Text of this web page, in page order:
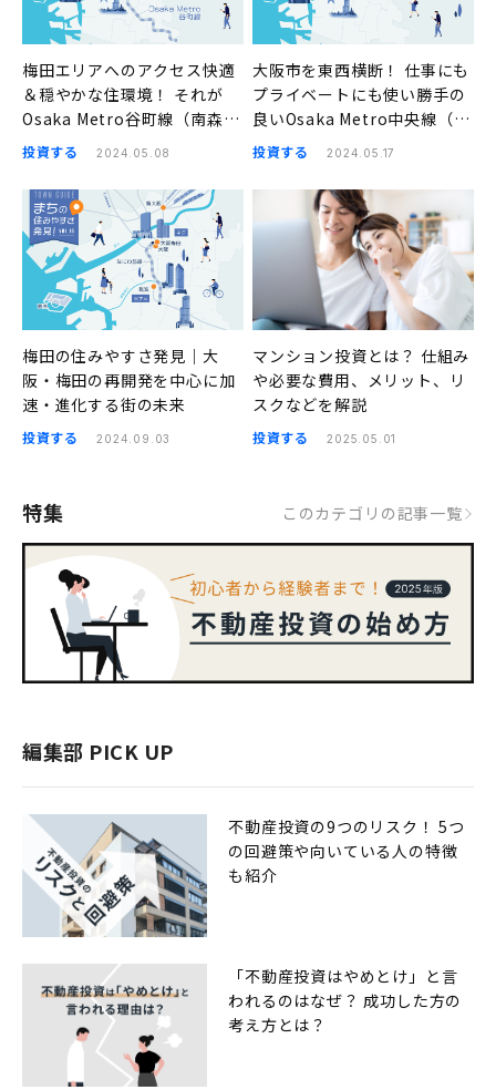
梅田エリアへのアクセス快適
＆穏やかな住環境！ それが
Osaka Metro谷町線（南森
町、天満橋、谷町四丁目、四
まちの住みやすさ発見
投資する 2024.05.08
大阪市を東西横断！ 仕事にも
プライベートにも使い勝手の
良いOsaka Metro中央線（阿
波座、本町、堺筋本町、谷町
発見
投資する 2024.05.17
梅田の住みやすさ発見｜大
阪・梅田の再開発を中心に加
速・進化する街の未来
投資する 2024.09.03
マンション投資とは？ 仕組み
や必要な費用、メリット、リ
スクなどを解説
投資する 2025.05.01
特集 このカテゴリの記事一覧
編集部 PICK UP
不動産投資の9つのリスク！ 5つ
の回避策や向いている人の特徴
も紹介
「不動産投資はやめとけ」と言
われるのはなぜ？ 成功した方の
考え方とは？